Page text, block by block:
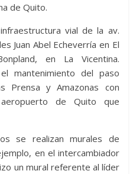
de Quito.
vial de la av.
Juan Abel Echeverría en El
en La Vicentina.
mantenimiento del paso
Prensa y Amazonas con
de Quito que
se realizan murales de
en el intercambiador
un mural referente al líder